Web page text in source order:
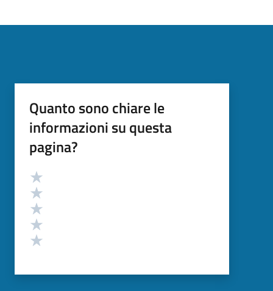
Quanto sono chiare le
informazioni su questa
pagina?
Valutazione